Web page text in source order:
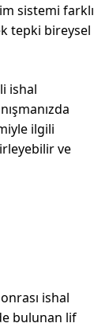
sistemi farklı
tepki bireysel
ishal
ilgili
ve
ishal
bulunan lif